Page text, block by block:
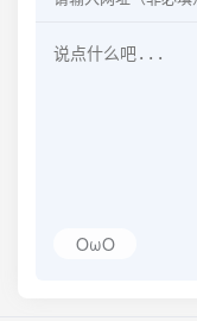
OωO